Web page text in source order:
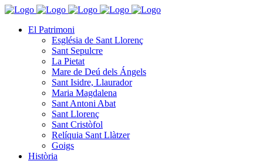
El Patrimoni
Església de Sant Llorenç
Sant Sepulcre
La Pietat
Mare de Deú dels Ángels
Sant Isidre, Llaurador
Maria Magdalena
Sant Antoni Abat
Sant Llorenç
Sant Cristòfol
Relíquia Sant Llàtzer
Goigs
Història